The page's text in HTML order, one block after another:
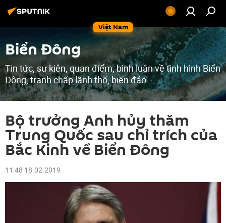
Việt Nam
Biển Đông
Tin tức, sự kiện, quan điểm, bình luận về tình hình Biển
Đông, tranh chấp lãnh thổ, biển đảo.
Bộ trưởng Anh hủy thăm
Trung Quốc sau chỉ trích của
Bắc Kinh về Biển Đông
11:48 18.02.2019